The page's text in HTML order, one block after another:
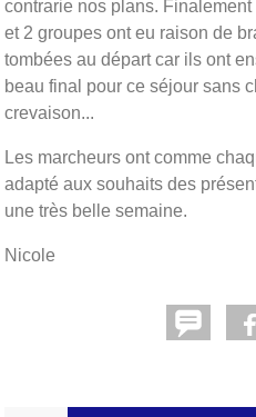
contrarie nos plans.
et 2 groupes ont eu raison de
tombées au départ car ils ont
beau final pour ce séjour sans
crevaison...
Les marcheurs ont comme
adapté aux souhaits des
une très belle semaine.
Nicole